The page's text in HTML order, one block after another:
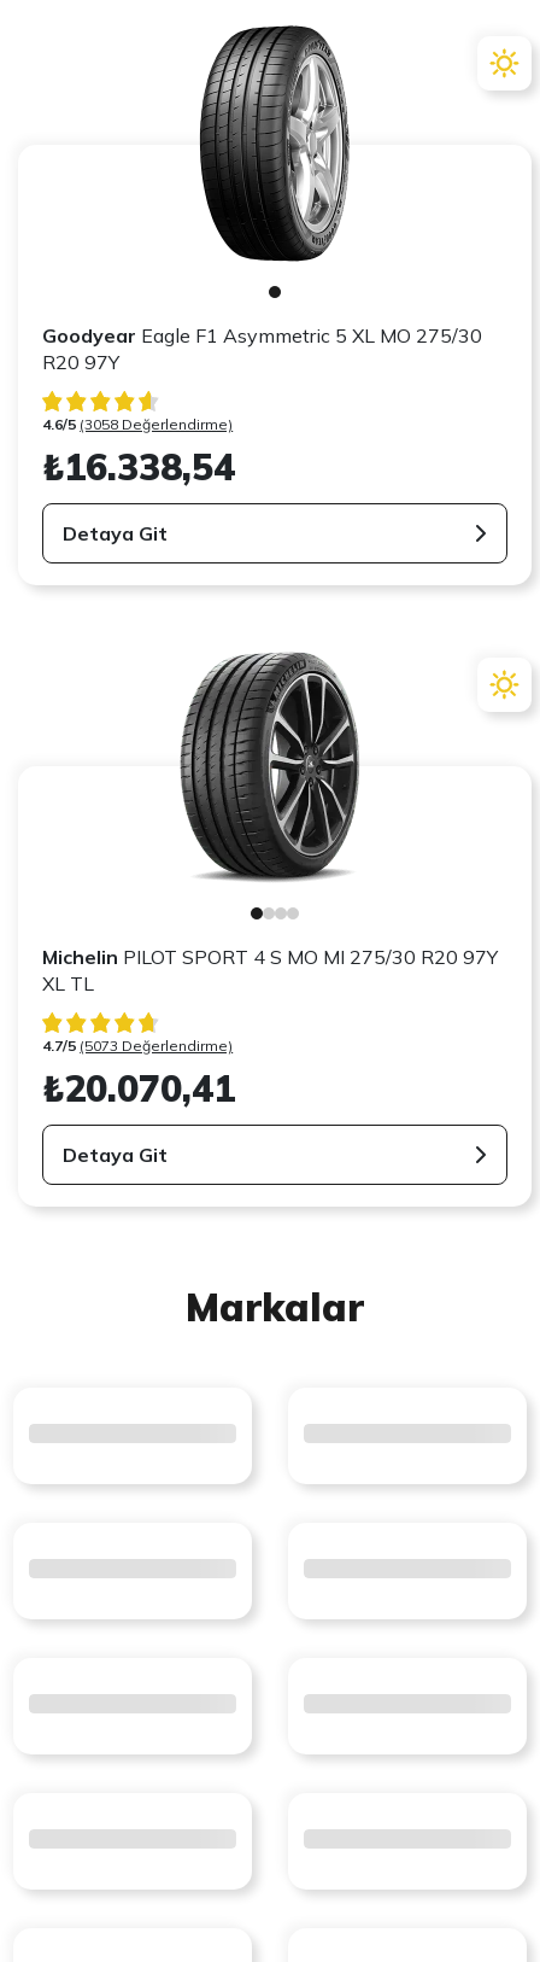
Goodyear Eagle F1 Asymmetric 5 XL MO 275/30
R20 97Y
4.6/5 (3058 Değerlendirme)
₺16.338,54
Detaya Git
Michelin PILOT SPORT 4 S MO MI 275/30 R20 97Y
XL TL
4.7/5 (5073 Değerlendirme)
₺20.070,41
Detaya Git
Markalar